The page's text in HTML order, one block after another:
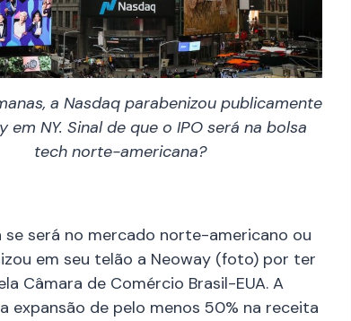
a Nasdaq parabenizou publicamente
em NY. Sinal de que o IPO será na bolsa
tech norte-americana?
se será no mercado norte-americano ou
em seu telão a Neoway (foto) por ter
Câmara de Comércio Brasil-EUA. A
expansão de pelo menos 50% na receita